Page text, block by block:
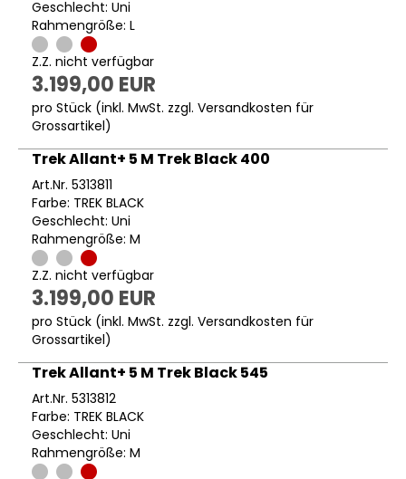
Geschlecht: Uni
Rahmengröße: L
Z.Z. nicht verfügbar
3.199,00 EUR
pro Stück (inkl. MwSt. zzgl. Versandkosten für
Grossartikel)
Trek Allant+ 5 M Trek Black 400
Art.Nr. 5313811
Farbe: TREK BLACK
Geschlecht: Uni
Rahmengröße: M
Z.Z. nicht verfügbar
3.199,00 EUR
pro Stück (inkl. MwSt. zzgl. Versandkosten für
Grossartikel)
Trek Allant+ 5 M Trek Black 545
Art.Nr. 5313812
Farbe: TREK BLACK
Geschlecht: Uni
Rahmengröße: M